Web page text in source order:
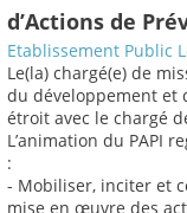
d’Actions de
Etablissement Public
Le(la) chargé(e) de
du développement et
étroit avec le chargé
L’animation du PAPI
:
- Mobiliser, inciter et
mise en œuvre des